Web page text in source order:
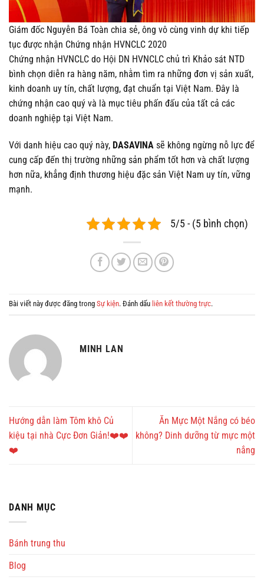
Giám đốc Nguyễn Bá Toàn chia sẻ, ông vô cùng vinh dự khi tiếp
tục được nhận Chứng nhận HVNCLC 2020
Chứng nhận HVNCLC do Hội DN HVNCLC chủ trì Khảo sát NTD
bình chọn diễn ra hàng năm, nhằm tìm ra những đơn vị sản xuất,
kinh doanh uy tín, chất lượng, đạt chuẩn tại Việt Nam. Đây là
chứng nhận cao quý và là mục tiêu phấn đấu của tất cả các
doanh nghiệp tại Việt Nam.
Với danh hiệu cao quý này, DASAVINA sẽ không ngừng nỗ lực để
cung cấp đến thị trường những sản phẩm tốt hơn và chất lượng
hơn nữa, khẳng định thương hiệu đặc sản Việt Nam uy tín, vững
mạnh.
5/5 - (5 bình chọn)
Bài viết này được đăng trong Sự kiện. Đánh dấu liên kết thường trực.
MINH LAN
Hướng dẫn làm Tôm khô Củ
kiệu tại nhà Cực Đơn Giản!❤️❤️
❤️
Ăn Mực Một Nắng có béo
không? Dinh dưỡng từ mực một
nắng
DANH MỤC
Bánh trung thu
Blog